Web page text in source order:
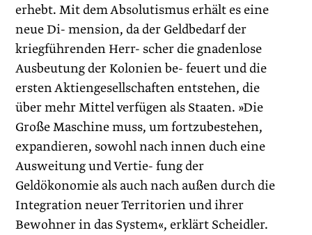
erhebt. Mit dem Absolutismus erhält es eine
neue Di- mension, da der Geldbedarf der
kriegführenden Herr- scher die gnadenlose
Ausbeutung der Kolonien be- feuert und die
ersten Aktiengesellschaften entstehen, die
über mehr Mittel verfügen als Staaten. »Die
Große Maschine muss, um fortzubestehen,
expandieren, sowohl nach innen duch eine
Ausweitung und Vertie- fung der
Geldökonomie als auch nach außen durch die
Integration neuer Territorien und ihrer
Bewohner in das System«, erklärt Scheidler.